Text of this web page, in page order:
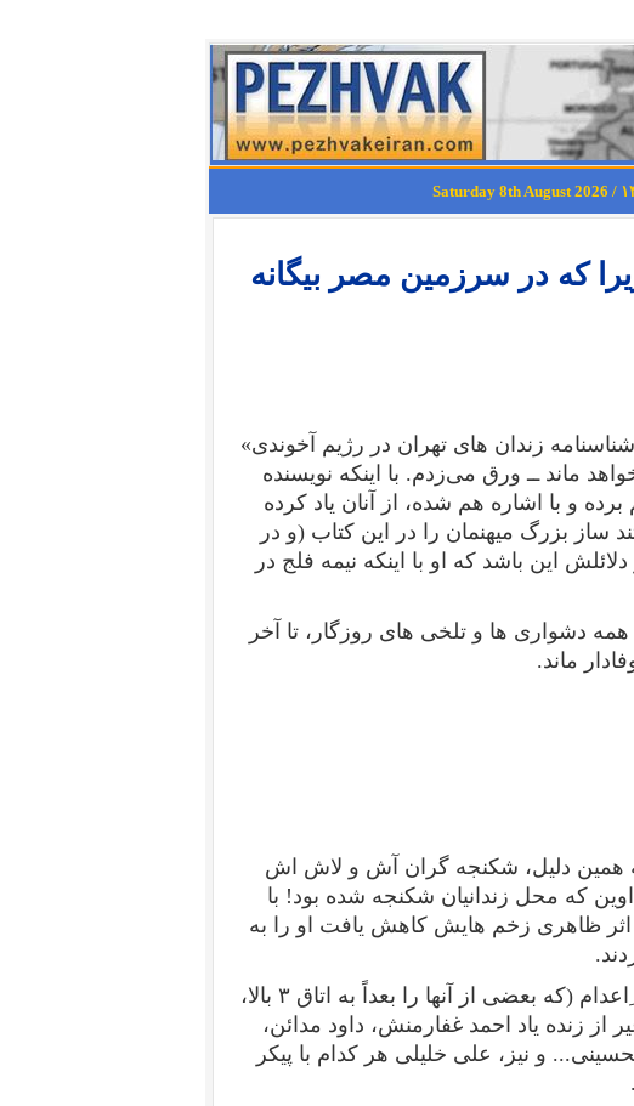
که در سرزمین مصر بیگانه
زندان های تهران در رژیم آخوندی»
ماند ــ ورق می‌زدم. با اینکه نویسنده
و با اشاره هم شده، از آنان یاد کرده
ساز بزرگ میهنمان را در این کتاب (و در
این باشد که او با اینکه نیمه فلج در
دشواری ها و تلخی های روزگار، تا آخر
ماند.
همین دلیل، شکنجه گران آش و لاش اش
اوین که محل زندانیان شکنجه شده بود! با
اثر ظاهری زخم هایش کاهش یافت او را به
(که بعضی از آنها را بعداً به اتاق ۳ بالا،
از زنده یاد احمد غفارمنش، داود مدائن،
و نیز، علی خلیلی هر کدام با پیکر